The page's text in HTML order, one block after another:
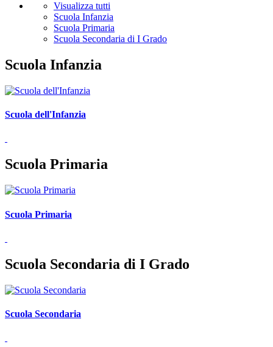
Visualizza tutti
Scuola Infanzia
Scuola Primaria
Scuola Secondaria di I Grado
Scuola Infanzia
Scuola dell'Infanzia
Scuola Primaria
Scuola Primaria
Scuola Secondaria di I Grado
Scuola Secondaria